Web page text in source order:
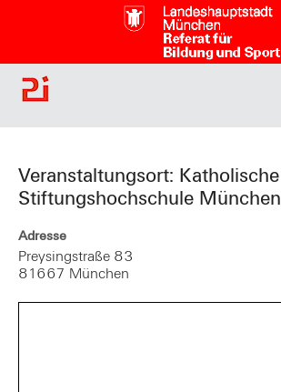
Veranstaltungsort: Katholische
Stiftungshochschule München
Adresse
Preysingstraße 83
81667 München